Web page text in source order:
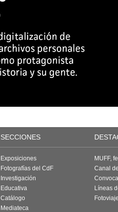
SECCIONES
Exposiciones
Fotografías del CdF
Investigación
Educativa
Catálogo
Mediateca
MUFF,
Canal
Líneas